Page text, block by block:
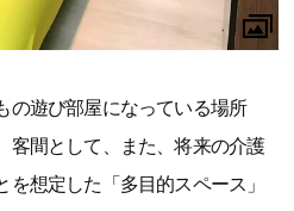
の遊び部屋になっている場所
客間として、また、将来の介護
想定した「多目的スペース」